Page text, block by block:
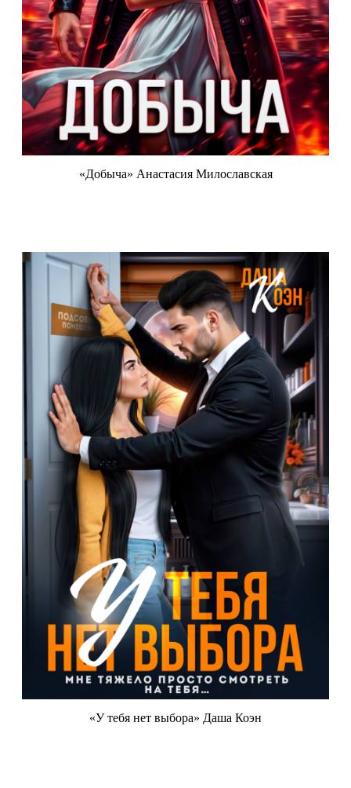
«Добыча» Анастасия Милославская
«У тебя нет выбора» Даша Коэн